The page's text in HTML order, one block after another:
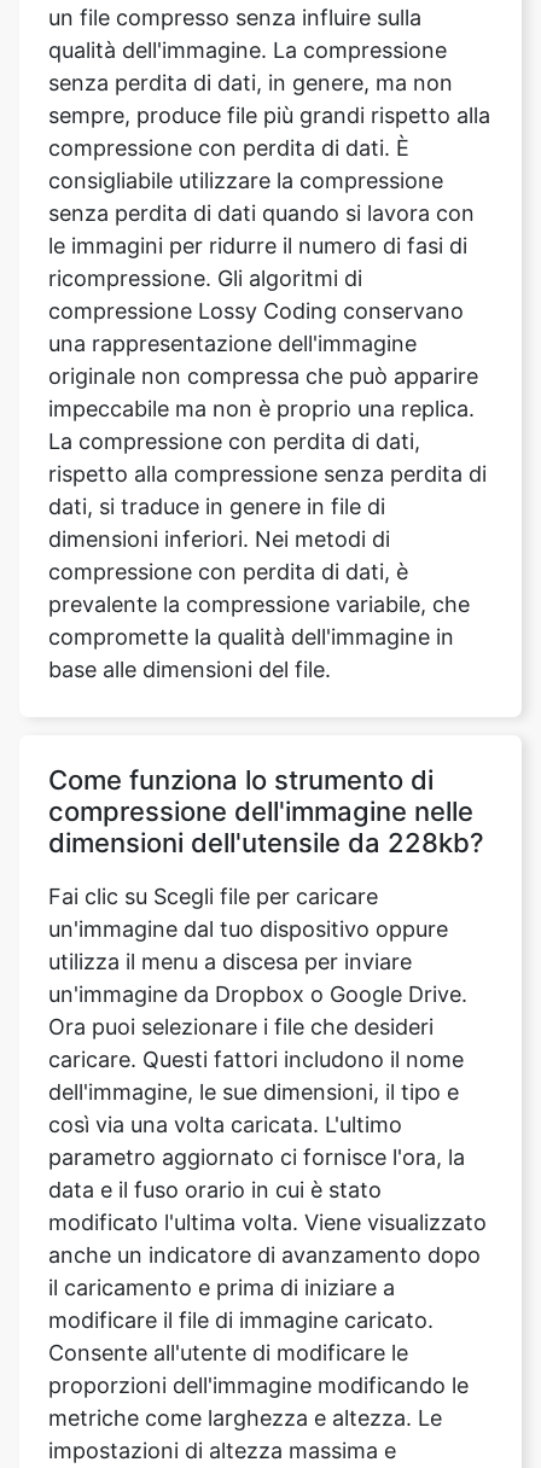
sempre, produce file più grandi rispetto alla
compressione con perdita di dati. È
consigliabile utilizzare la compressione
senza perdita di dati quando si lavora con
le immagini per ridurre il numero di fasi di
ricompressione. Gli algoritmi di
compressione Lossy Coding conservano
una rappresentazione dell'immagine
originale non compressa che può apparire
impeccabile ma non è proprio una replica.
La compressione con perdita di dati,
rispetto alla compressione senza perdita di
dati, si traduce in genere in file di
dimensioni inferiori. Nei metodi di
compressione con perdita di dati, è
prevalente la compressione variabile, che
compromette la qualità dell'immagine in
base alle dimensioni del file.
Come funziona lo strumento di
Fai clic su Scegli file per caricare
un'immagine dal tuo dispositivo oppure
un'immagine da Dropbox o Google Drive.
Ora puoi selezionare i file che desideri
caricare. Questi fattori includono il nome
dell'immagine, le sue dimensioni, il tipo e
così via una volta caricata. L'ultimo
parametro aggiornato ci fornisce l'ora, la
data e il fuso orario in cui è stato
modificato l'ultima volta. Viene visualizzato
anche un indicatore di avanzamento dopo
il caricamento e prima di iniziare a
modificare il file di immagine caricato.
Consente all'utente di modificare le
proporzioni dell'immagine modificando le
metriche come larghezza e altezza. Le
impostazioni di altezza massima e
larghezza massima forniscono all'utente un
limite massimo per la compressione delle
foto. Mentre i parametri di larghezza